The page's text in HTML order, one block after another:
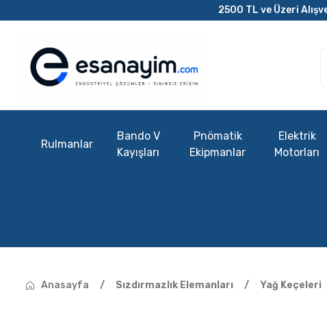
2500 TL ve Üzeri
Rulmanlar
Bando V
Kayışları
Pnömatik
Ekipmanlar
Elektrik
Motorları
Anasayfa Sızdırmazlık Elemanları Yağ Keçeleri